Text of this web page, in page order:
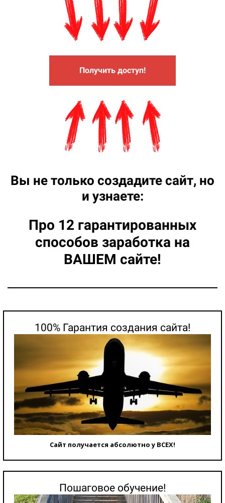
Получить доступ!
Вы не только создадите сайт, но
и узнаете:
Про 12 гарантированных
способов заработка на
ВАШЕМ сайте!
100% Гарантия создания сайта!
Сайт получается абсолютно у ВСЕХ!
Пошаговое обучение!